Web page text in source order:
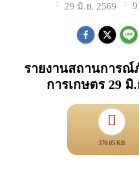
29 มิ.ย. 2569
รายงานสถานการ
การเกษตร 29 มิ.
370.85 KB